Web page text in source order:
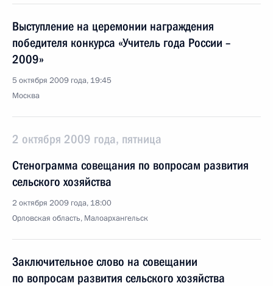
Выступление на церемонии награждения
победителя конкурса «Учитель года России –
2009»
5 октября 2009 года, 19:45
Москва
2 октября 2009 года, пятница
Стенограмма совещания по вопросам развития
сельского хозяйства
2 октября 2009 года, 18:00
Орловская область, Малоархангельск
Заключительное слово на совещании
по вопросам развития сельского хозяйства